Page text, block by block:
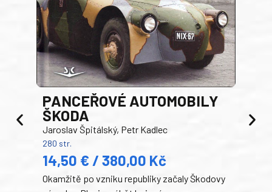
PANCEŘOVÉ AUTOMOBILY
ŠKODA
Jaroslav Špitálský, Petr Kadlec
280 str.
14,50 € / 380,00 Kč
Okamžitě po vzniku republiky začaly Škodovy